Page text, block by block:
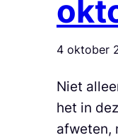
4 oktober
Niet
het in
afweten,